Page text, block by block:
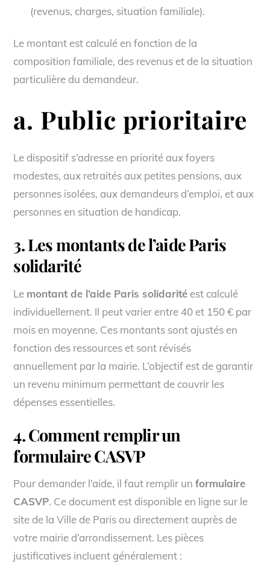
(revenus, charges, situation familiale).
Le montant est calculé en fonction de la
composition familiale, des revenus et de la situation
particulière du demandeur.
a. Public prioritaire
Le dispositif s’adresse en priorité aux foyers
modestes, aux retraités aux petites pensions, aux
personnes isolées, aux demandeurs d’emploi, et aux
personnes en situation de handicap.
3. Les montants de l’aide Paris
solidarité
Le montant de l’aide Paris solidarité est calculé
individuellement. Il peut varier entre 40 et 150 € par
mois en moyenne. Ces montants sont ajustés en
fonction des ressources et sont révisés
annuellement par la mairie. L’objectif est de garantir
un revenu minimum permettant de couvrir les
dépenses essentielles.
4. Comment remplir un
formulaire CASVP
Pour demander l’aide, il faut remplir unformulaire
CASVP. Ce document est disponible en ligne sur le
site de la Ville de Paris ou directement auprès de
votre mairie d’arrondissement. Les pièces
justificatives incluent généralement :